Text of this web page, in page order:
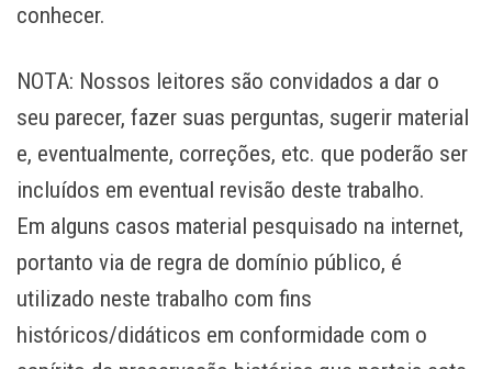
conhecer.
NOTA: Nossos leitores são convidados a dar o
seu parecer, fazer suas perguntas, sugerir material
e, eventualmente, correções, etc. que poderão ser
incluídos em eventual revisão deste trabalho.
Em alguns casos material pesquisado na internet,
portanto via de regra de domínio público, é
utilizado neste trabalho com fins
históricos/didáticos em conformidade com o